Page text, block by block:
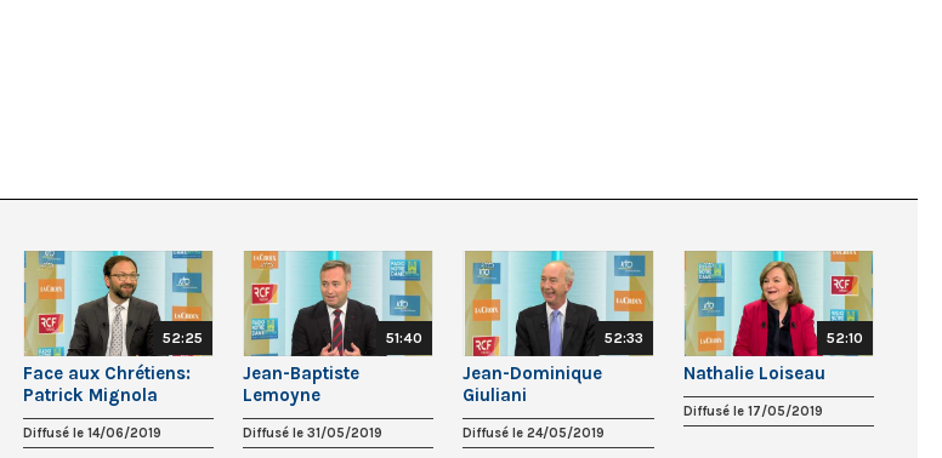
52:25
Face aux Chrétiens:
Patrick Mignola
Diffusé le 14/06/2019
51:40
Jean-Baptiste
Lemoyne
Diffusé le 31/05/2019
52:33
Jean-Dominique
Giuliani
Diffusé le 24/05/2019
52:10
Nathalie Loiseau
Diffusé le 17/05/2019